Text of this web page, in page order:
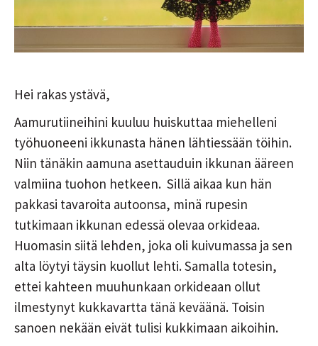
Hei rakas ystävä,
Aamurutiineihini kuuluu huiskuttaa miehelleni
työhuoneeni ikkunasta hänen lähtiessään töihin.
Niin tänäkin aamuna asettauduin ikkunan ääreen
valmiina tuohon hetkeen. Sillä aikaa kun hän
pakkasi tavaroita autoonsa, minä rupesin
tutkimaan ikkunan edessä olevaa orkideaa.
Huomasin siitä lehden, joka oli kuivumassa ja sen
alta löytyi täysin kuollut lehti. Samalla totesin,
ettei kahteen muuhunkaan orkideaan ollut
ilmestynyt kukkavartta tänä keväänä. Toisin
sanoen nekään eivät tulisi kukkimaan aikoihin.